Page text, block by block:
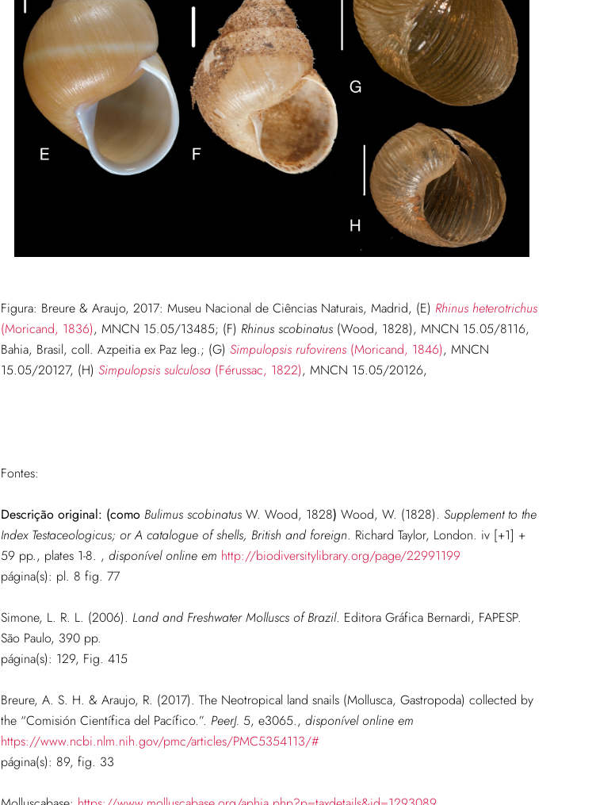
Figura: Breure & Araujo, 2017: Museu Nacional de Ciências Naturais, Madrid, (E) Rhinus heterotrichus
(Moricand, 1836), MNCN 15.05/13485; (F) Rhinus scobinatus(Wood, 1828), MNCN 15.05/8116,
Bahia, Brasil, coll. Azpeitia ex Paz leg.; (G) Simpulopsis rufovirens(Moricand, 1846), MNCN
15.05/20127, (H) Simpulopsis sulculosa(Férussac, 1822), MNCN 15.05/20126,
Fontes:
Descrição original: (como Bulimus scobinatusW. Wood, 1828) Wood, W. (1828). Supplement to the
Index Testaceologicus; or A catalogue of shells, British and foreign. Richard Taylor, London. iv [+1] +
59 pp., plates 1-8. , disponível online em http://biodiversitylibrary.org/page/22991199
página(s): pl. 8 fig. 77
Simone, L. R. L. (2006). Land and Freshwater Molluscs of Brazil. Editora Gráfica Bernardi, FAPESP.
São Paulo, 390 pp.
página(s): 129, Fig. 415
Breure, A. S. H. & Araujo, R. (2017). The Neotropical land snails (Mollusca, Gastropoda) collected by
the “Comisión Científica del Pacífico.”. PeerJ. 5, e3065., disponível online em
https://www.ncbi.nlm.nih.gov/pmc/articles/PMC5354113/#
página(s): 89, fig. 33